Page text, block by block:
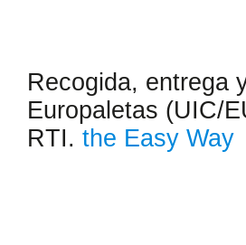
Recogida, entrega
Europaletas (UIC/
RTI. the Easy Way